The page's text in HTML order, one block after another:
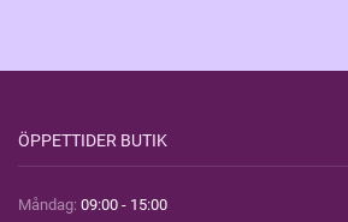
ÖPPETTIDER BUTIK
Måndag: 09:00 - 15:00